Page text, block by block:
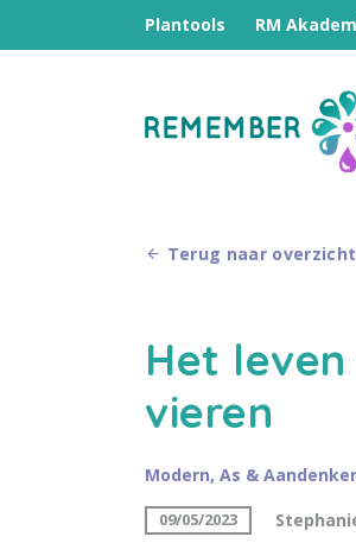
Plantools RM
Terug naar overzicht
Het
vieren
Modern, As &
09/05/2023